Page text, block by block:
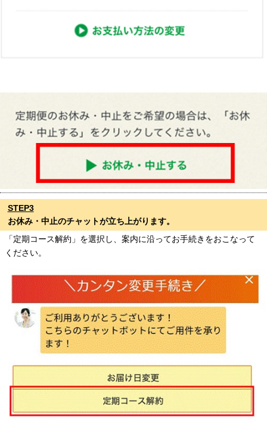
STEP3
お休み・中止のチャットが立ち上がります。
「定期コース解約」を選択し、案内に沿ってお手続きをおこなって
ください。